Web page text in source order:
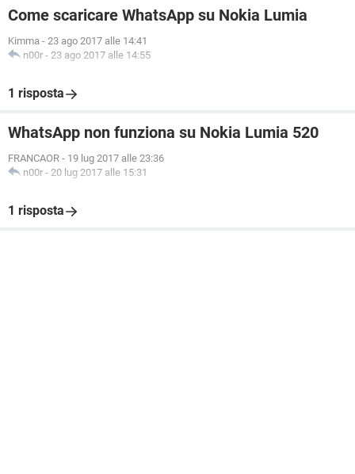
Come scaricare WhatsApp su Nokia Lumia
Kimma - 23 ago 2017 alle 14:41
n00r - 23 ago 2017 alle 14:55
1 risposta
WhatsApp non funziona su Nokia Lumia 520
FRANCAOR - 19 lug 2017 alle 23:36
n00r - 20 lug 2017 alle 15:31
1 risposta